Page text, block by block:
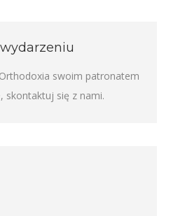
swoim patronatem
skontaktuj się z nami.